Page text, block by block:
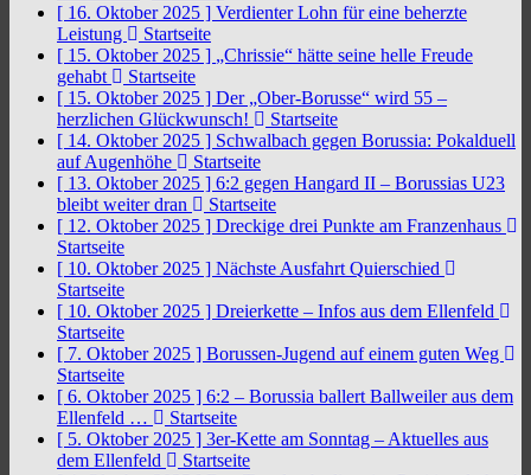
[ 16. Oktober 2025 ] Verdienter Lohn für eine beherzte
Leistung
Startseite
[ 15. Oktober 2025 ] „Chrissie“ hätte seine helle Freude
gehabt
Startseite
[ 15. Oktober 2025 ] Der „Ober-Borusse“ wird 55 –
herzlichen Glückwunsch!
Startseite
[ 14. Oktober 2025 ] Schwalbach gegen Borussia: Pokalduell
auf Augenhöhe
Startseite
[ 13. Oktober 2025 ] 6:2 gegen Hangard II – Borussias U23
bleibt weiter dran
Startseite
[ 12. Oktober 2025 ] Dreckige drei Punkte am Franzenhaus
Startseite
[ 10. Oktober 2025 ] Nächste Ausfahrt Quierschied
Startseite
[ 10. Oktober 2025 ] Dreierkette – Infos aus dem Ellenfeld
Startseite
[ 7. Oktober 2025 ] Borussen-Jugend auf einem guten Weg
Startseite
[ 6. Oktober 2025 ] 6:2 – Borussia ballert Ballweiler aus dem
Ellenfeld …
Startseite
[ 5. Oktober 2025 ] 3er-Kette am Sonntag – Aktuelles aus
dem Ellenfeld
Startseite